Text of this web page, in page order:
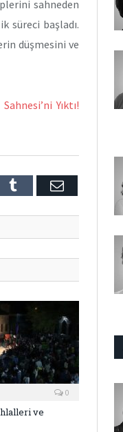
sahneden
süreci başladı.
düşmesini ve
Yıktı!
Tumblr E-
0
ve